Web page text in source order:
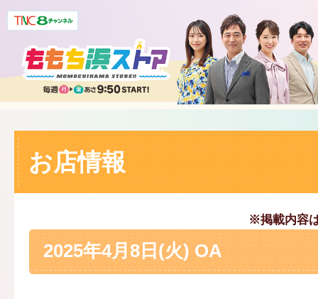
お店情報
※掲載内容
2025年4月8日(火) OA